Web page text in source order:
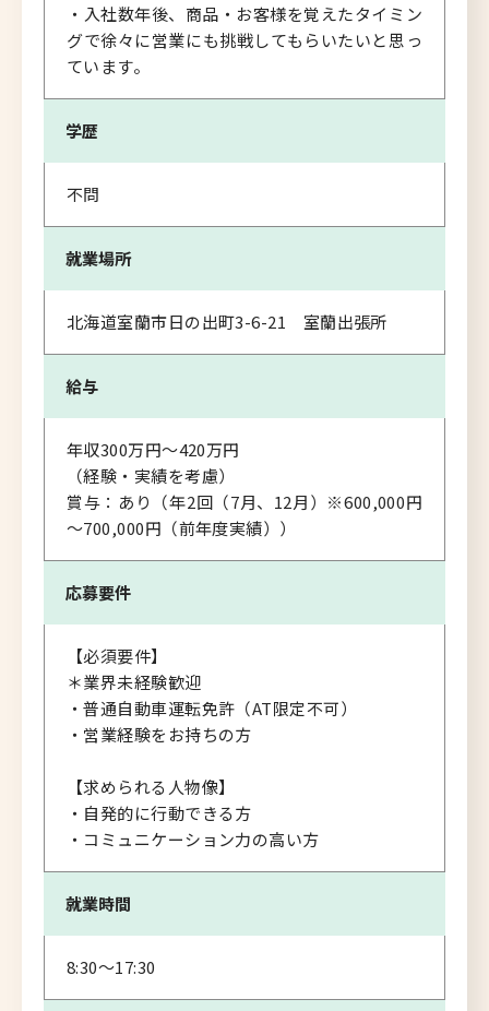
・入社数年後、商品・お客様を覚えたタイミン
グで徐々に営業にも挑戦してもらいたいと思っ
ています。
学歴
不問
就業場所
北海道室蘭市日の出町3-6-21 室蘭出張所
給与
年収300万円～420万円
（経験・実績を考慮）
賞与：あり（年2回（7月、12月）※600,000円
～700,000円（前年度実績））
応募要件
【必須要件】
＊業界未経験歓迎
・普通自動車運転免許（AT限定不可）
・営業経験をお持ちの方
【求められる人物像】
・自発的に行動できる方
・コミュニケーション力の高い方
就業時間
8:30～17:30